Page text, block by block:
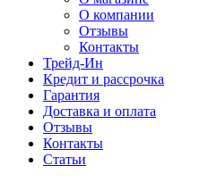
О компании
Отзывы
Контакты
Трейд-Ин
Кредит и рассрочка
Гарантия
Доставка и оплата
Отзывы
Контакты
Статьи